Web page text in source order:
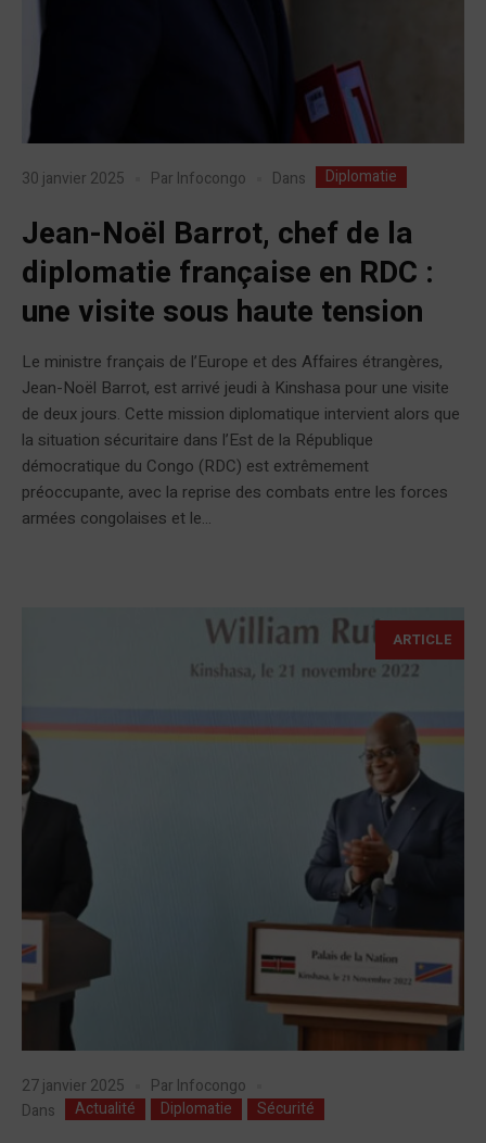
30 janvier 2025 Par Infocongo Dans Diplomatie
Jean-Noël Barrot, chef de la
diplomatie française en RDC :
une visite sous haute tension
Le ministre français de l’Europe et des Affaires étrangères,
Jean-Noël Barrot, est arrivé jeudi à Kinshasa pour une visite
de deux jours. Cette mission diplomatique intervient alors que
la situation sécuritaire dans l’Est de la République
démocratique du Congo (RDC) est extrêmement
préoccupante, avec la reprise des combats entre les forces
armées congolaises et le...
ARTICLE
27 janvier 2025 Par Infocongo
Dans
Actualité Diplomatie Sécurité